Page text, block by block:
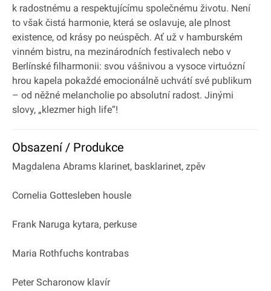
k radostnému a respektujícímu společnému životu. Není
to však čistá harmonie, která se oslavuje, ale plnost
existence, od krásy po neúspěch. Ať už v hamburském
vinném bistru, na mezinárodních festivalech nebo v
Berlínské filharmonii: svou vášnivou a vysoce virtuózní
hrou kapela pokaždé emocionálně uchvátí své publikum
– od něžné melancholie po absolutní radost. Jinými
slovy, „klezmer high life“!
Obsazení / Produkce
Magdalena Abrams klarinet, basklarinet, zpěv
Cornelia Gottesleben housle
Frank Naruga kytara, perkuse
Maria Rothfuchs kontrabas
Peter Scharonow klavír